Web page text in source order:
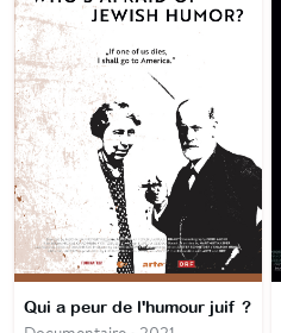
Qui a peur de l'humour juif ?